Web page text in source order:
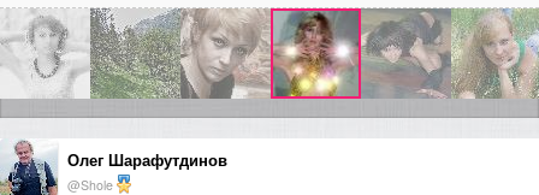
Олег Шарафутдинов
@Shole